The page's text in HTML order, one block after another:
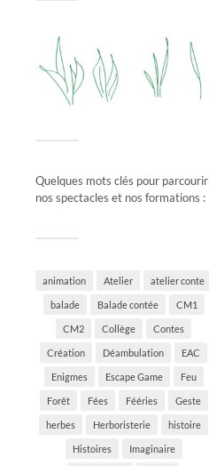
Quelques mots clés pour parcourir
nos spectacles et nos formations :
animation Atelier atelier conte
balade Balade contée CM1
CM2 Collège Contes
Création Déambulation EAC
Enigmes Escape Game Feu
Forêt Fées Fééries Geste
herbes Herboristerie histoire
Histoires Imaginaire